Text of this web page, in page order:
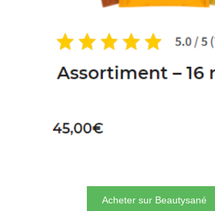
Acheter sur Beautysané